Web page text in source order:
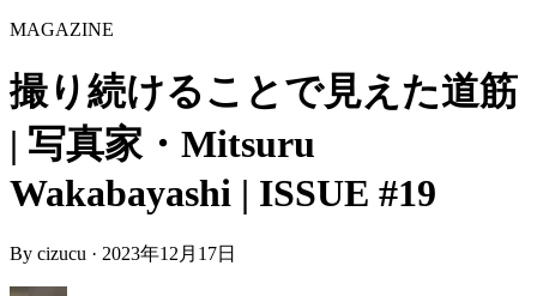
MAGAZINE
撮り続けることで見えた道筋
| 写真家・Mitsuru
Wakabayashi | ISSUE #19
By cizucu · 2023年12月17日